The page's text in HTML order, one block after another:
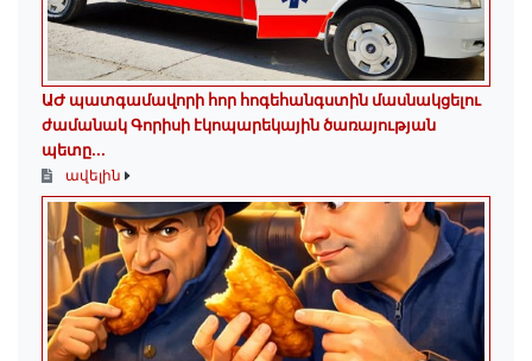
ԱԺ պատգամավորի հոր հոգեհանգստին մասնակցելու
ժամանակ Գորիսի էկոպարեկային ծառայության
պետը...
ավելին